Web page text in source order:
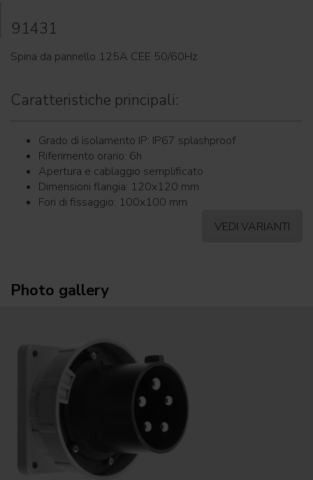
91431
Spina da pannello 125A CEE 50/60Hz
Caratteristiche principali:
Grado di isolamento IP: IP67 splashproof
Riferimento orario: 6h
Apertura e cablaggio semplificato
Dimensioni flangia: 120x120 mm
Fori di fissaggio: 100x100 mm
VEDI VARIANTI
Photo gallery